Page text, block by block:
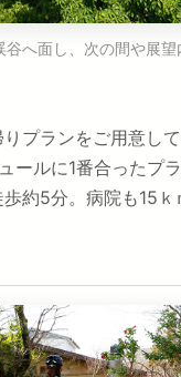
へ面し、次の間や展
プランをご用意し
ールに1番合ったプ
約5分。病院も15